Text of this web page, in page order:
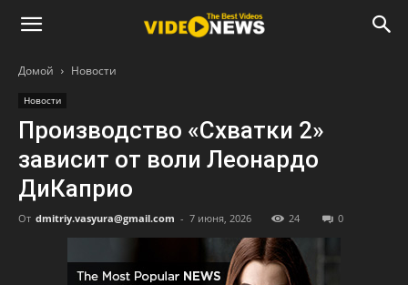
Домой Новости
Новости
Производство «Схватки 2»
зависит от воли Леонардо
ДиКаприо
От dmitriy.vasyura@gmail.com - 7 июня, 2026 24 0